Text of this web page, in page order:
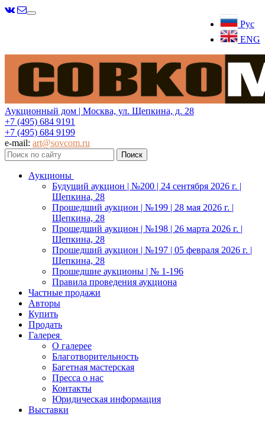
Рус
ENG
Меню
Аукционный дом | Москва, ул. Щепкина, д. 28
+7 (495) 684 9191
+7 (495) 684 9199
e-mail: art@sovcom.ru
Аукционы
Будущий аукцион | №200 | 24 сентября 2026 г. |
Щепкина, 28
Прошедший аукцион | №199 | 28 мая 2026 г. |
Щепкина, 28
Прошедший аукцион | №198 | 26 марта 2026 г. |
Щепкина, 28
Прошедший аукцион | №197 | 05 февраля 2026 г. |
Щепкина, 28
Прошедшие аукционы | № 1-196
Правила проведения аукциона
Частные продажи
Авторы
Купить
Продать
Галерея
О галерее
Благотворительность
Багетная мастерская
Пресса о нас
Контакты
Юридическая информация
Выставки